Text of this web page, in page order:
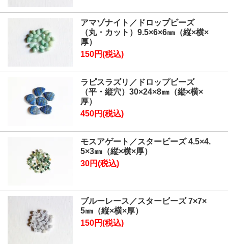
アマゾナイト／ドロップビーズ
（丸・カット）9.5×6×6㎜（縦×横×
厚）
150円(税込)
ラピスラズリ／ドロップビーズ
（平・縦穴）30×24×8㎜（縦×横×
厚）
450円(税込)
モスアゲート／スタービーズ 4.5×4.
5×3㎜（縦×横×厚）
30円(税込)
ブルーレース／スタービーズ 7×7×
5㎜（縦×横×厚）
150円(税込)